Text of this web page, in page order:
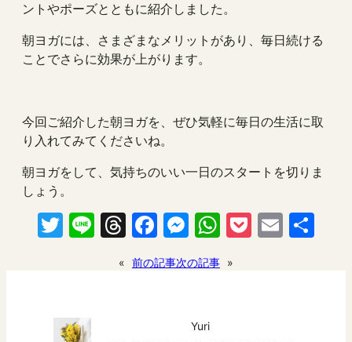
ントやポーズとともに紹介しました。
朝ヨガには、さまざまなメリットがあり、毎日続ける
ことでさらに効果が上がります。
今回ご紹介した朝ヨガを、ぜひ気軽に毎日の生活に取
り入れてみてくださいね。
朝ヨガをして、気持ちのいい一日のスタートを切りま
しょう。
Twitter
LineThreads
Facebook
Messenger
WhatsApp
Pocket
Email
« 前の記事次の記事 »
Yuri